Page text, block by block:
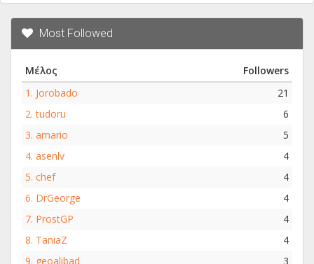
Most Followed
Μέλος
Followers
1. Jorobado
21
2.tudoru
6
3. amario
5
4. asenlv
4
5. chef
4
6. DrGeorge
4
7. ProstGP
4
8. TaniaZ
4
9. geoalibad 3